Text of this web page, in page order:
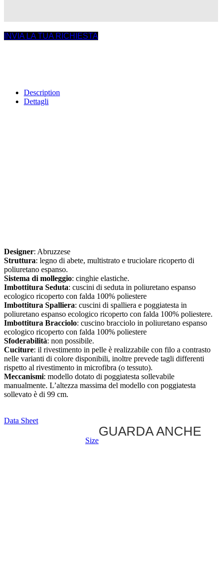
INVIA LA TUA RICHIESTA
Description
Dettagli
Designer: Abruzzese
Struttura: legno di abete, multistrato e truciolare ricoperto di
poliuretano espanso.
Sistema di molleggio: cinghie elastiche.
Imbottitura Seduta: cuscini di seduta in poliuretano espanso
ecologico ricoperto con falda 100% poliestere
Imbottitura Spalliera: cuscini di spalliera e poggiatesta in
poliuretano espanso ecologico ricoperto con falda 100% poliestere.
Imbottitura Bracciolo: cuscino bracciolo in poliuretano espanso
ecologico ricoperto con falda 100% poliestere
Sfoderabilità: non possibile.
Cuciture: il rivestimento in pelle è realizzabile con filo a contrasto
nelle varianti di colore disponibili, inoltre prevede tagli differenti
rispetto al rivestimento in microfibra (o tessuto).
Meccanismi: modello dotato di poggiatesta sollevabile
manualmente. L’altezza massima del modello con poggiatesta
sollevato è di 99 cm.
Data Sheet
Size
GUARDA ANCHE